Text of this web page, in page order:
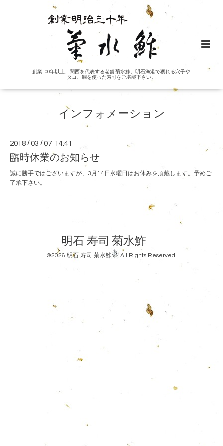
創業100年以上、関西を代表する老舗 菊水鮓。明石漁港で獲れる穴子や
タコ、鯛を使った寿司をご堪能下さい。
インフォメーション
2018 /03 /07 14:41
臨時休業のお知らせ
誠に勝手ではございますが、3月14日水曜日はお休みを頂戴します。予めご
了承下さい。
明石 寿司 菊水鮓
©2026 明石 寿司 菊水鮓. All Rights Reserved.